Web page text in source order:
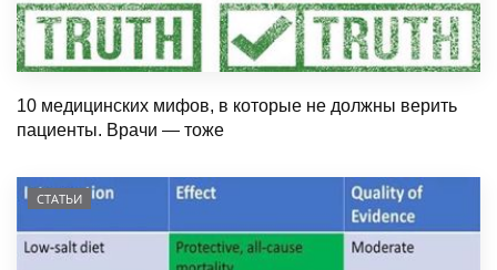
10 медицинских мифов, в которые не должны верить
пациенты. Врачи — тоже
СТАТЬИ